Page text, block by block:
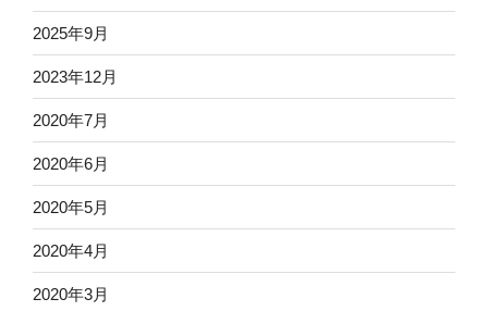
2025年9月
2023年12月
2020年7月
2020年6月
2020年5月
2020年4月
2020年3月